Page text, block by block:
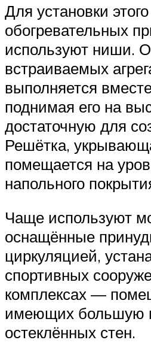
Для установки
обогревательных
используют ниши.
встраиваемых
выполняется
поднимая его на
достаточную для
Решётка,
помещается на
напольного
Чаще используют
оснащённые
циркуляцией,
спортивных
комплексах —
имеющих большую
остеклённых стен.